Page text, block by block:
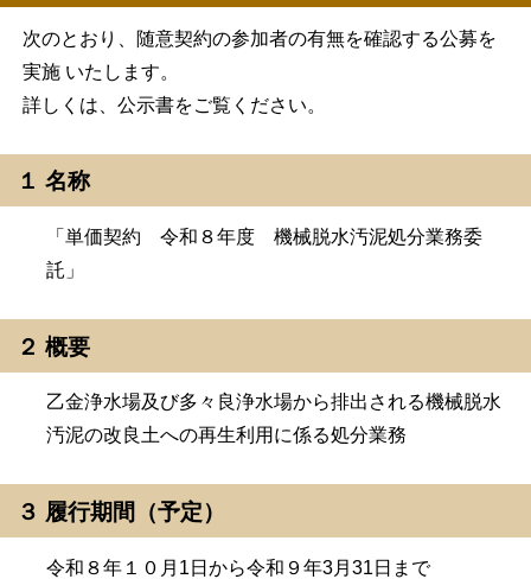
次のとおり、随意契約の参加者の有無を確認する公募を
実施 いたします。
詳しくは、公示書をご覧ください。
１ 名称
「単価契約 令和８年度 機械脱水汚泥処分業務委
託」
２ 概要
乙金浄水場及び多々良浄水場から排出される機械脱水
汚泥の改良土への再生利用に係る処分業務
３ 履行期間（予定）
令和８年１０月1日から令和９年3月31日まで